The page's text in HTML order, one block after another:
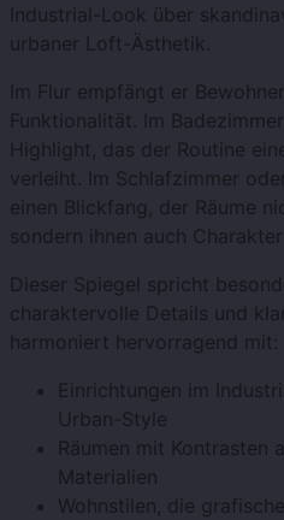
Industrial-Look über
urbaner Loft-Ästhetik.
Im Flur empfängt er
Funktionalität. Im
Highlight, das der Routine
verleiht. Im Schlafzimmer
einen Blickfang, der Räume
sondern ihnen auch
Dieser Spiegel spricht
charaktervolle Details und
harmoniert hervorragend mit:
Einrichtungen im
Urban-Style
Räumen mit Kontrasten
Materialien
Wohnstilen, die